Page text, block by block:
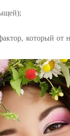
который от